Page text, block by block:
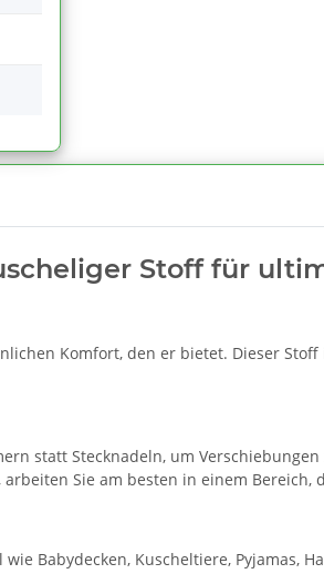
Stoff für
Komfort, den er bietet. Dieser
statt Stecknadeln, um
Sie am besten in einem
Babydecken, Kuscheltiere, Pyjamas,